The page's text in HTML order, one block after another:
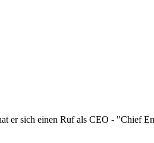
er sich einen Ruf als CEO - "Chief